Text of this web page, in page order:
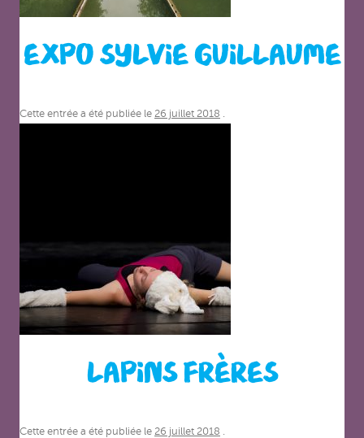
EXPO SYLVIE GUILLAUME
Cette entrée a été publiée le 26 juillet 2018 .
LAPINS FRÈRES
Cette entrée a été publiée le 26 juillet 2018 .